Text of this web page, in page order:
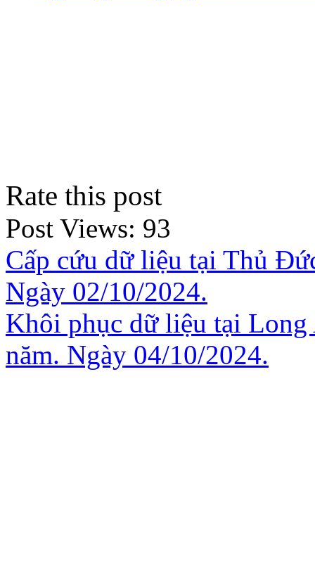
Rate this post
Post Views: 93
Cấp cứu dữ liệu tại Thủ
Ngày 02/10/2024.
Khôi phục dữ liệu tại
năm. Ngày 04/10/2024.